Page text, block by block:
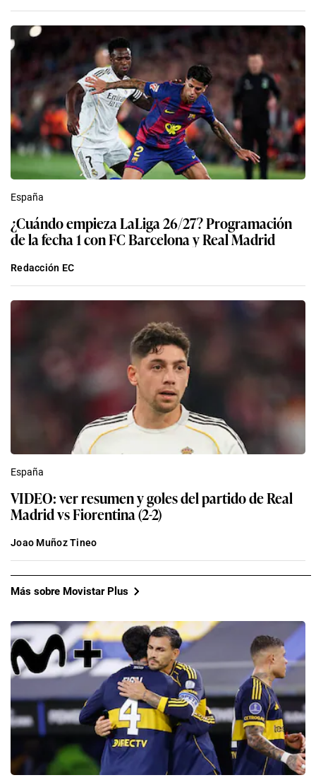
España
¿Cuándo empieza LaLiga 26/27? Programación
de la fecha 1 con FC Barcelona y Real Madrid
Redacción EC
España
VIDEO: ver resumen y goles del partido de Real
Madrid vs Fiorentina (2-2)
Joao Muñoz Tineo
Más sobre Movistar Plus